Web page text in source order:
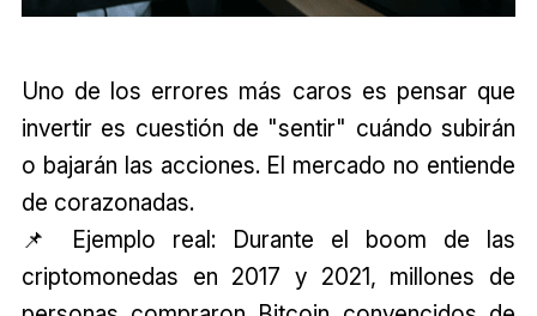
Uno de los errores más caros es pensar que
invertir es cuestión de "sentir" cuándo subirán
o bajarán las acciones. El mercado no entiende
de corazonadas.
📌 Ejemplo real: Durante el boom de las
criptomonedas en 2017 y 2021, millones de